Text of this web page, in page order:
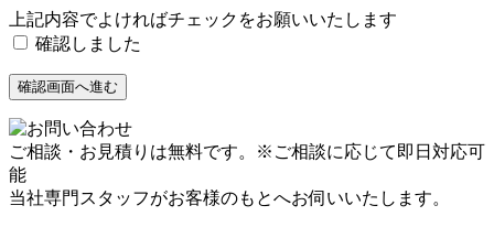
上記内容でよければチェックをお願いいたします
確認しました
ご相談・お見積りは無料です。
※ご相談に応じて即日対応可
能
当社専門スタッフがお客様のもとへお伺いいたします。